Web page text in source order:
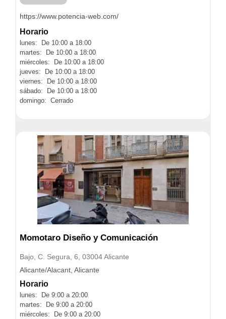
https://www.potencia-web.com/
Horario
lunes: De 10:00 a 18:00
martes: De 10:00 a 18:00
miércoles: De 10:00 a 18:00
jueves: De 10:00 a 18:00
viernes: De 10:00 a 18:00
sábado: De 10:00 a 18:00
domingo: Cerrado
Momotaro Diseño y Comunicación
Bajo, C. Segura, 6, 03004 Alicante
Alicante/Alacant, Alicante
Horario
lunes: De 9:00 a 20:00
martes: De 9:00 a 20:00
miércoles: De 9:00 a 20:00